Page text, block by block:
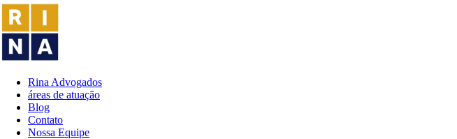
Rina Advogados
áreas de atuação
Blog
Contato
Nossa Equipe